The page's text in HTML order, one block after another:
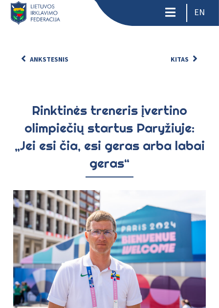
EN
ANKSTESNIS KITAS
Rinktinės treneris įvertino
olimpiečių startus Paryžiuje:
„Jei esi čia, esi geras arba labai
geras“